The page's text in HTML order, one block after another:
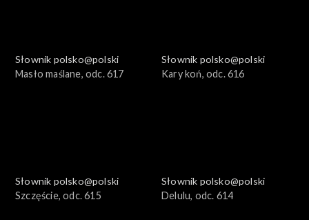
Słownik polsko@polski
Masło maślane, odc. 617
Słownik polsko@polski
Kary koń, odc. 616
Słownik polsko@polski
Szczęście, odc. 615
Słownik polsko@polski
Delulu, odc. 614